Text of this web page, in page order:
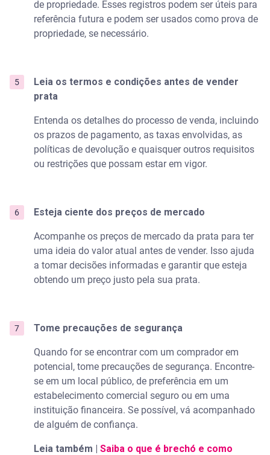
de propriedade. Esses registros podem ser úteis para
referência futura e podem ser usados como prova de
propriedade, se necessário.
Leia os termos e condições antes de vender
prata
Entenda os detalhes do processo de venda, incluindo
os prazos de pagamento, as taxas envolvidas, as
políticas de devolução e quaisquer outros requisitos
ou restrições que possam estar em vigor.
Esteja ciente dos preços de mercado
Acompanhe os preços de mercado da prata para ter
uma ideia do valor atual antes de vender. Isso ajuda
a tomar decisões informadas e garantir que esteja
obtendo um preço justo pela sua prata.
Tome precauções de segurança
Quando for se encontrar com um comprador em
potencial, tome precauções de segurança. Encontre-
se em um local público, de preferência em um
estabelecimento comercial seguro ou em uma
instituição financeira. Se possível, vá acompanhado
de alguém de confiança.
Leia também |
Saiba o que é brechó e como